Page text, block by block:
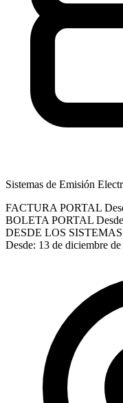
Sistemas de Emisión
FACTURA PORTAL
BOLETA PORTAL
DESDE LOS
Desde: 13 de diciembre